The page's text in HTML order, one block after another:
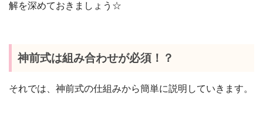
解を深めておきましょう☆
神前式は組み合わせが必須！？
それでは、神前式の仕組みから簡単に説明していきます。